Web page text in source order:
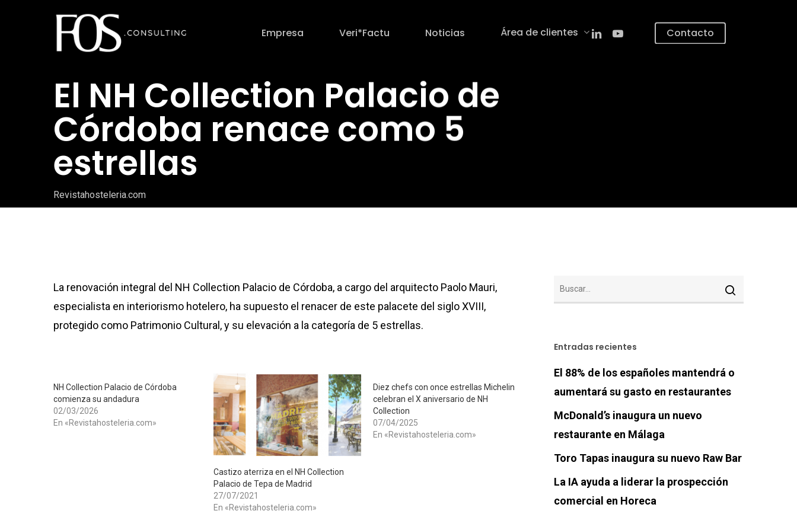
Empresa Veri*Factu Noticias Área de clientes linkedinyoutube Contacto
El NH Collection Palacio de
Córdoba renace como 5
estrellas
Revistahosteleria.com
La renovación integral del NH Collection Palacio de Córdoba, a cargo del arquitecto Paolo Mauri,
especialista en interiorismo hotelero, ha supuesto el renacer de este palacete del siglo XVIII,
protegido como Patrimonio Cultural, y su elevación a la categoría de 5 estrellas.
NH Collection Palacio de Córdoba
comienza su andadura
02/03/2026
En «Revistahosteleria.com»
Castizo aterriza en el NH Collection
Palacio de Tepa de Madrid
27/07/2021
En «Revistahosteleria.com»
Diez chefs con once estrellas Michelin
celebran el X aniversario de NH
Collection
07/04/2025
En «Revistahosteleria.com»
Entradas recientes
El 88% de los españoles mantendrá o
aumentará su gasto en restaurantes
McDonald’s inaugura un nuevo
restaurante en Málaga
Toro Tapas inaugura su nuevo Raw Bar
La IA ayuda a liderar la prospección
comercial en Horeca